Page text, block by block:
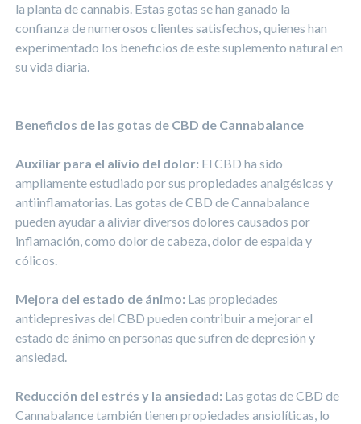
la planta de cannabis. Estas gotas se han ganado la
confianza de numerosos clientes satisfechos, quienes han
experimentado los beneficios de este suplemento natural en
su vida diaria.
Beneficios de las gotas de CBD de Cannabalance
Auxiliar para el alivio del dolor: El CBD ha sido
ampliamente estudiado por sus propiedades analgésicas y
antiinflamatorias. Las gotas de CBD de Cannabalance
pueden ayudar a aliviar diversos dolores causados por
inflamación, como dolor de cabeza, dolor de espalda y
cólicos.
Mejora del estado de ánimo: Las propiedades
antidepresivas del CBD pueden contribuir a mejorar el
estado de ánimo en personas que sufren de depresión y
ansiedad.
Reducción del estrés y la ansiedad: Las gotas de CBD de
Cannabalance también tienen propiedades ansiolíticas, lo